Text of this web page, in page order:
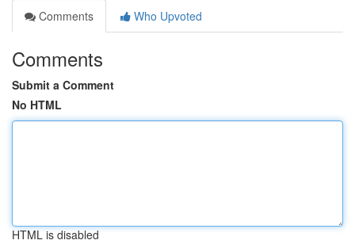
Comments
Who Upvoted
Comments
Submit a Comment
No HTML
HTML is disabled